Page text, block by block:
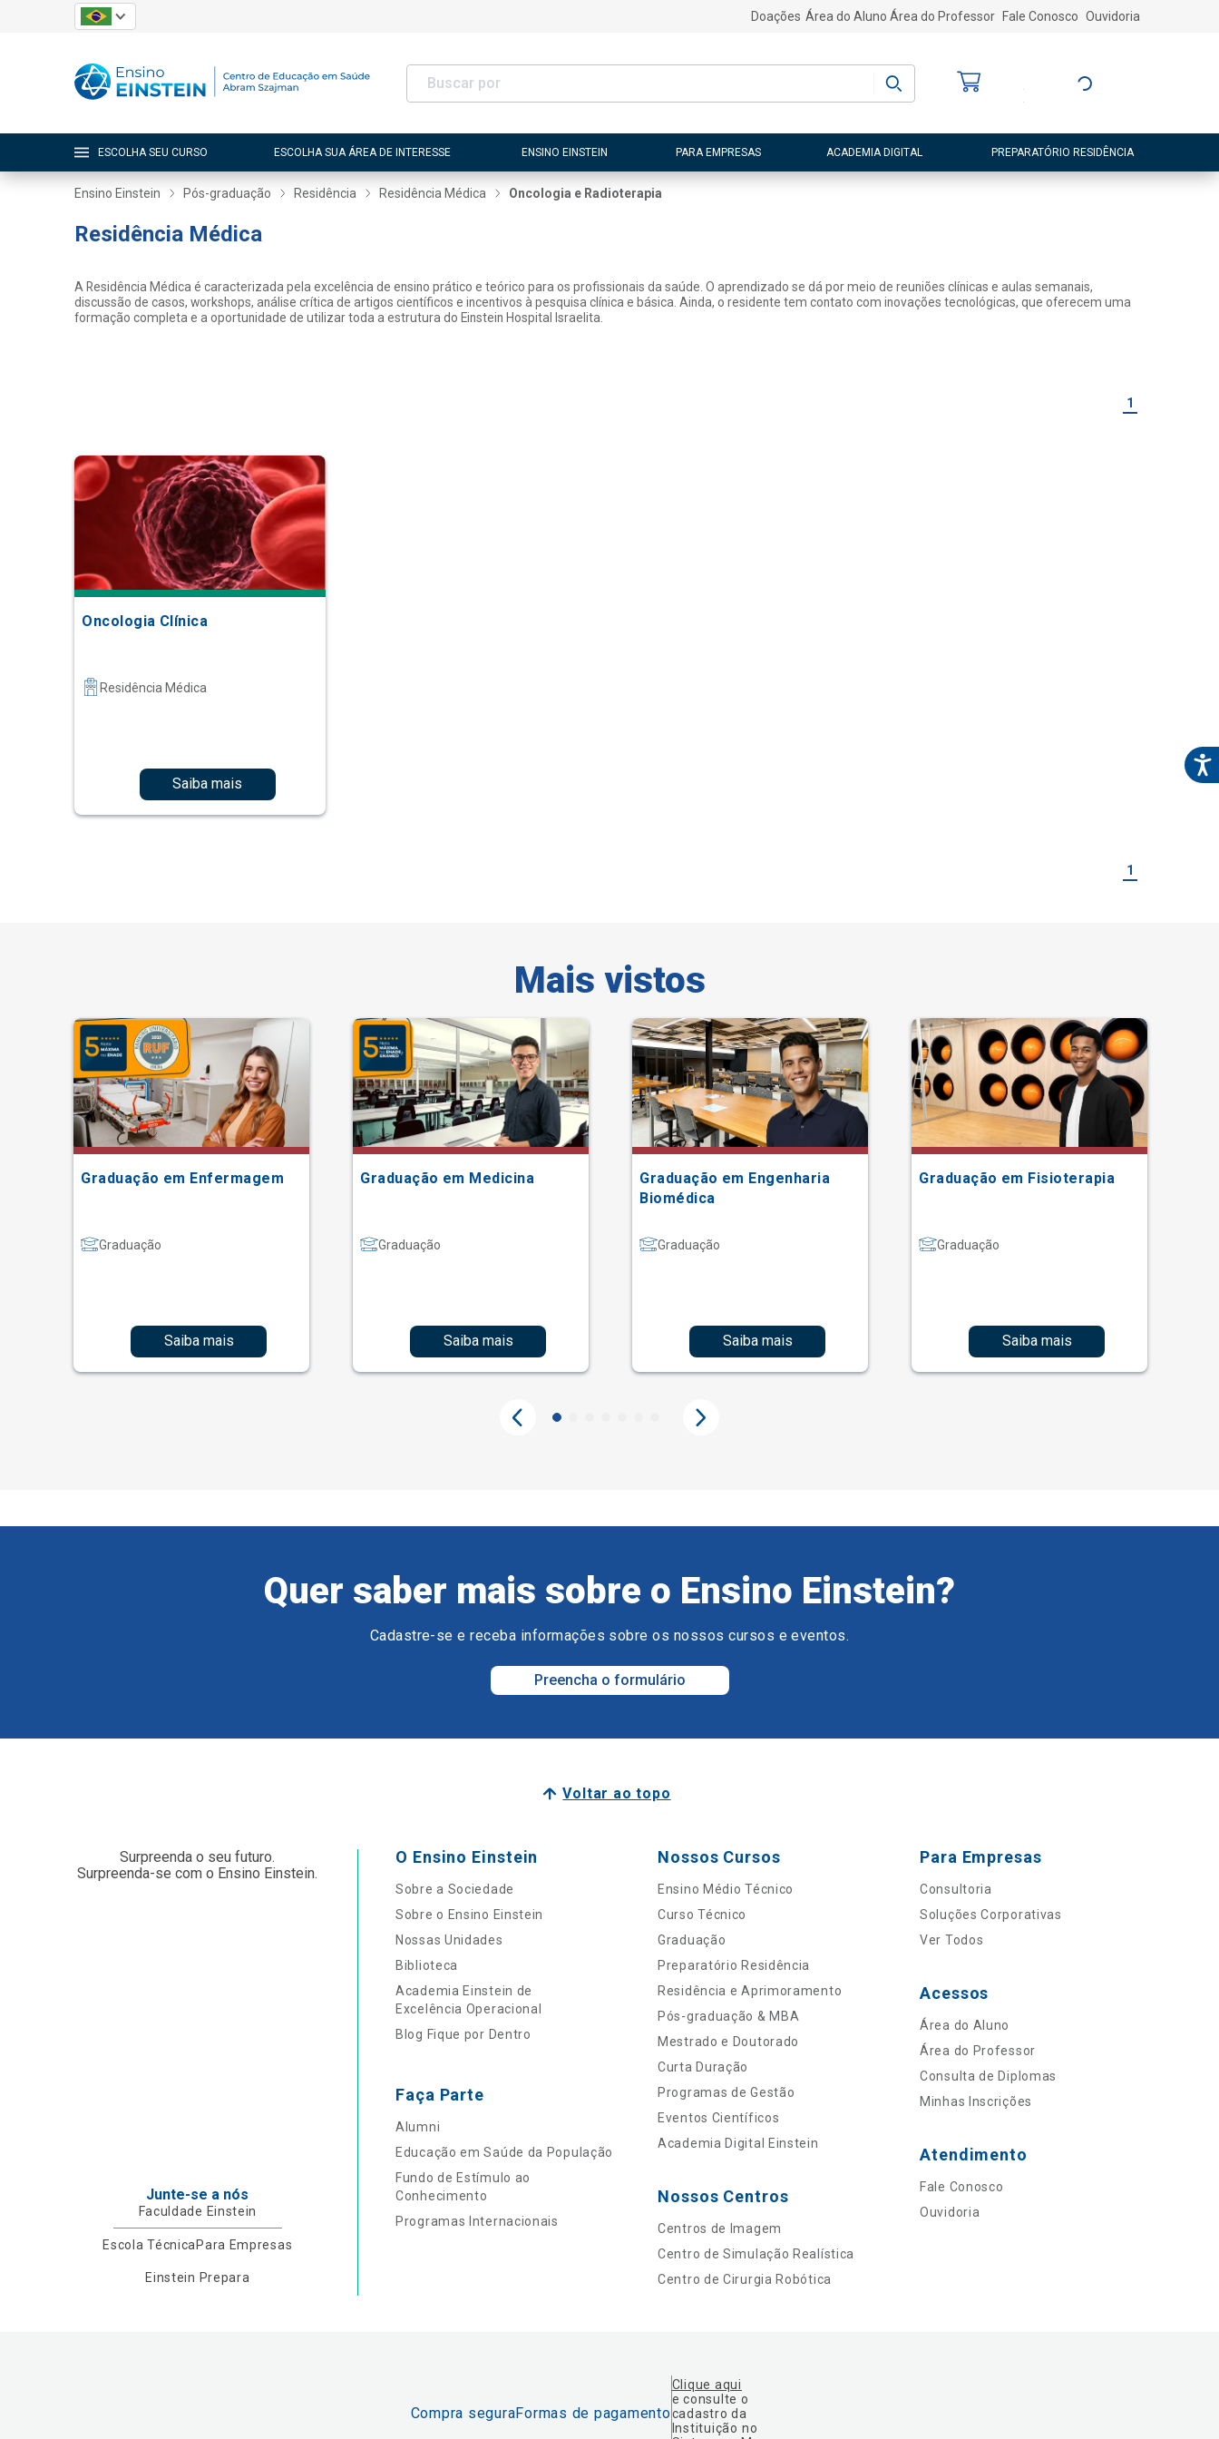
Doações Área do Aluno Área do Professor Fale Conosco Ouvidoria
Entre ou Cadastre-
ESCOLHA SEU CURSO ESCOLHA SUA ÁREA DE INTERESSE ENSINO EINSTEIN PARA EMPRESAS ACADEMIA DIGITAL PREPARATÓRIO RESIDÊNCIA
Ensino Einstein Pós-graduação Residência Residência Médica Oncologia e Radioterapia
Residência Médica
A Residência Médica é caracterizada pela excelência de ensino prático e teórico para os profissionais da saúde. O aprendizado se dá por meio de reuniões clínicas e aulas semanais,
discussão de casos, workshops, análise crítica de artigos científicos e incentivos à pesquisa clínica e básica. Ainda, o residente tem contato com inovações tecnológicas, que oferecem uma
formação completa e a oportunidade de utilizar toda a estrutura do Einstein Hospital Israelita.
1
Oncologia Clínica
Residência Médica
Saiba mais
1
Mais vistos
Graduação em Enfermagem
Graduação
Saiba mais
Graduação em Medicina
Graduação
Saiba mais
Graduação em Engenharia
Biomédica
Graduação
Saiba mais
Graduação em Fisioterapia
Graduação
Saiba mais
Quer saber mais sobre o Ensino Einstein?
Cadastre-se e receba informações sobre os nossos cursos e eventos.
Preencha o formulário
Voltar ao topo
Surpreenda o seu futuro.
Surpreenda-se com o Ensino Einstein.
Junte-se a nós
Faculdade Einstein
Escola Técnica Para Empresas
Einstein Prepara
O Ensino Einstein
Sobre a Sociedade
Sobre o Ensino Einstein
Nossas Unidades
Biblioteca
Academia Einstein de
Excelência Operacional
Blog Fique por Dentro
Faça Parte
Alumni
Educação em Saúde da População
Fundo de Estímulo ao
Conhecimento
Programas Internacionais
Nossos Cursos
Ensino Médio Técnico
Curso Técnico
Graduação
Preparatório Residência
Residência e Aprimoramento
Pós-graduação & MBA
Mestrado e Doutorado
Curta Duração
Programas de Gestão
Eventos Científicos
Academia Digital Einstein
Nossos Centros
Centros de Imagem
Centro de Simulação Realística
Centro de Cirurgia Robótica
Para Empresas
Consultoria
Soluções Corporativas
Ver Todos
Acessos
Área do Aluno
Área do Professor
Consulta de Diplomas
Minhas Inscrições
Atendimento
Fale Conosco
Ouvidoria
Compra seguraFormas de pagamento
Clique aqui
e consulte o
cadastro da
Instituição no